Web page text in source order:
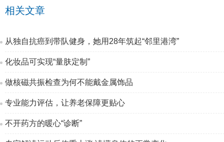
相关文章
从独自抗癌到带队健身，她用28年筑起“邻里港湾”
化妆品可实现“量肤定制”
做核磁共振检查为何不能戴金属饰品
专业能力评估，让养老保障更贴心
不开药方的暖心“诊断”